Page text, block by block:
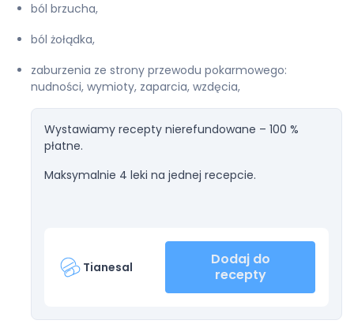
ból brzucha,
ból żołądka,
zaburzenia ze strony przewodu pokarmowego:
nudności, wymioty, zaparcia, wzdęcia,
Wystawiamy recepty nierefundowane – 100 %
płatne.
Maksymalnie 4 leki na jednej recepcie.
Tianesal
Dodaj do
recepty